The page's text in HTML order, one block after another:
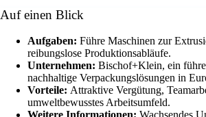
Auf einen Blick
Aufgaben: Führe Maschinen zur
reibungslose Produktionsabläufe.
Unternehmen: Bischof+Klein, ein
nachhaltige Verpackungslösungen in
Vorteile: Attraktive Vergütung,
umweltbewusstes Arbeitsumfeld.